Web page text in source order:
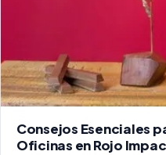
Consejos Esenciales
Oficinas en Rojo